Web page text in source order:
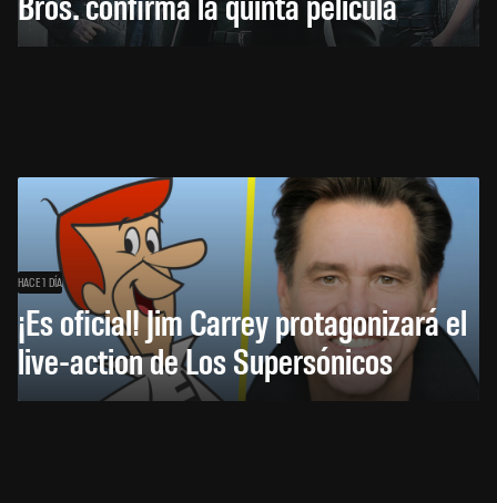
HACE 1 DÍA
¡Es oficial! Jim Carrey protagonizará el
live-action de Los Supersónicos